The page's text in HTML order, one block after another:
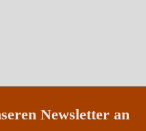
Newsletter an